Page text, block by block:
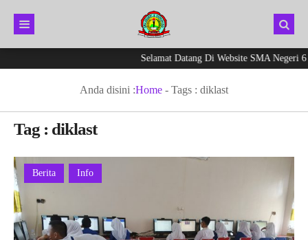
Selamat Datang Di Website SMA Negeri 6
Anda disini :Home - Tags : diklast
Tag : diklast
Berita Info